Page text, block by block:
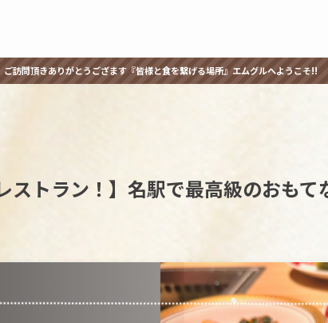
ご訪問頂きありがとうござます『皆様と食を繋げる場所』エムグルへようこそ!!
ストラン！】名駅で最高級のおも